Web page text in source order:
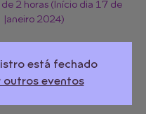
2 horas (Início dia 17 de
Janeiro 2024)
está fechado
outros eventos